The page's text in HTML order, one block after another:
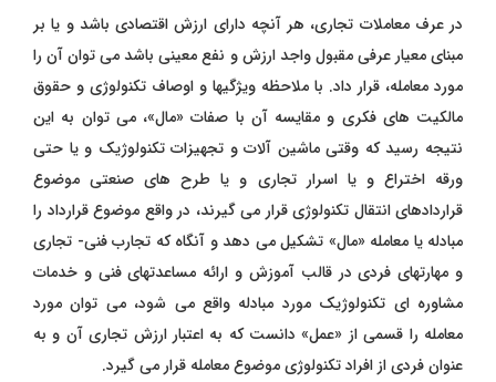
در عرف معاملات تجاری، هر آنچه دارای ارزش اقتصادی باشد و یا بر
مبنای معیار عرفی مقبول واجد ارزش و نفع معینی باشد می توان آن را
مورد معامله، قرار داد. با ملاحظه ویژگیها و اوصاف تکنولوژی و حقوق
مالکیت های فکری و مقایسه آن با صفات «مال»، می توان به این
نتیجه رسید که وقتی ماشین آلات و تجهیزات تکنولوژیک و یا حتی
ورقه اختراع و یا اسرار تجاری و یا طرح های صنعتی موضوع
قراردادهای انتقال تکنولوژی قرار می گیرند، در واقع موضوع قرارداد را
مبادله یا معامله «مال» تشکیل می دهد و آنگاه که تجارب فنی- تجاری
و مهارتهای فردی در قالب آموزش و ارائه مساعدتهای فنی و خدمات
مشاوره ای تکنولوژیک مورد مبادله واقع می شود، می توان مورد
معامله را قسمی از «عمل» دانست که به اعتبار ارزش تجاری آن و به
عنوان فردی از افراد تکنولوژی موضوع معامله قرار می گیرد.